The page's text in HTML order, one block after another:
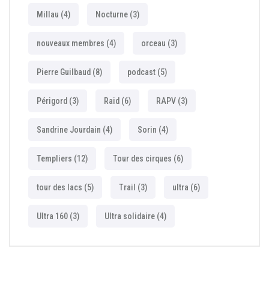
Millau (4) Nocturne (3)
nouveaux membres (4) orceau (3)
Pierre Guilbaud (8) podcast (5)
Périgord (3) Raid (6) RAPV (3)
Sandrine Jourdain (4) Sorin (4)
Templiers (12) Tour des cirques (6)
tour des lacs (5) Trail (3) ultra (6)
Ultra 160 (3) Ultra solidaire (4)